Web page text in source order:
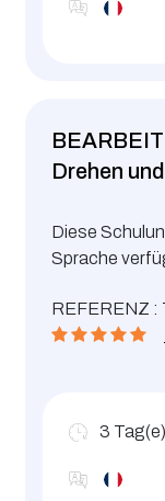
Drehen
Diese
Sprache
REFERENZ :
3 Tag(e)